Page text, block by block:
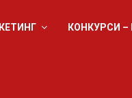
КОНКУРСИ